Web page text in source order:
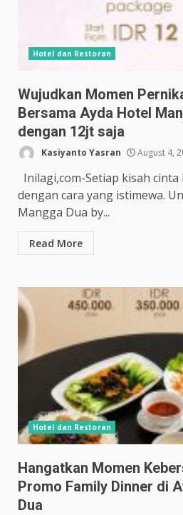
Hotel dan Restoran
Wujudkan Momen
Bersama Ayda Hotel
dengan 12jt saja
Kasiyanto Yasran August 4,
Inilagi,com-Setiap kisah cinta
dengan cara yang istimewa.
Mangga Dua by...
Read More
Hotel dan Restoran
Hangatkan Momen
Promo Family Dinner di
Dua